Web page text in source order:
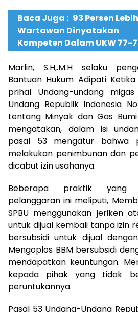
Baca Juga : 93 Persen Lebih
Wartawan Dinyatakan
Kompeten Dalam UKW 77-
Marlin, S.H,.M.H selaku
Bantuan Hukum Adipati
prihal Undang-undang
Undang Republik Indonesia
tentang Minyak dan Gas
mengatakan, dalam isi
pasal 53 mengatur bahwa
melakukan penimbunan dan
dicabut izin usahanya.
Beberapa praktik yang
pelanggaran ini meliputi,
SPBU menggunakan jeriken
untuk dijual kembali tanpa izin
bersubsidi untuk dijual
Mengoplos BBM bersubsidi
mendapatkan keuntungan.
kepada pihak yang tidak
peruntukannya.
Pasal 53 Undang-Undang